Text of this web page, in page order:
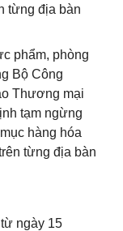
từng địa bàn
phẩm, phòng
Bộ Công
Thương mại
tạm ngừng
hàng hóa
từng địa bàn
ngày 15